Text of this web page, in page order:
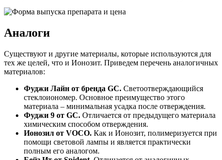
Аналоги
Существуют и другие материалы, которые используются для
тех же целей, что и Ионозит. Приведем перечень аналогичных
материалов:
Фуджи Лайн от бренда GC. Светоотверждающийся
стеклоиономер. Основное преимущество этого
материала – минимальная усадка после отверждения.
Фуджи 9 от GC. Отличается от предыдущего материала
химическим способом отверждения.
Ионозил от VOCO. Как и Ионозит, полимеризуется при
помощи световой лампы и является практически
полным его аналогом.